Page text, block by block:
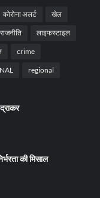
कोरोना अलर्ट खेल
राजनीति लाइफस्टाइल
crime
regional
की मिसाल